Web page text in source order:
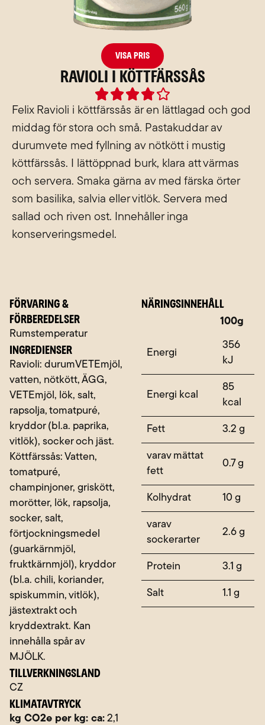
Visa pris
Ravioli i köttfärssås

3.8
out
of
Felix Ravioli i köttfärssås är en lättlagad och god
middag för stora och små. Pastakuddar av
durumvete med fyllning av nötkött i mustig
köttfärssås. I lättöppnad burk, klara att värmas
och servera. Smaka gärna av med färska örter
som basilika, salvia eller vitlök. Servera med
sallad och riven ost. Innehåller inga
konserveringsmedel.
FÖRVARING &
FÖRBEREDELSER
Rumstemperatur
INGREDIENSER
Ravioli: durumVETEmjöl,
vatten, nötkött, ÄGG,
VETEmjöl, lök, salt,
rapsolja, tomatpuré,
kryddor (bl.a. paprika,
vitlök), socker och jäst.
Köttfärssås: Vatten,
tomatpuré,
champinjoner, griskött,
morötter, lök, rapsolja,
socker, salt,
förtjockningsmedel
(guarkärnmjöl,
fruktkärnmjöl), kryddor
(bl.a. chili, koriander,
spiskummin, vitlök),
jästextrakt och
kryddextrakt. Kan
innehålla spår av
MJÖLK.
TILLVERKNINGSLAND
CZ
KLIMATAVTRYCK
kg CO2e per kg: ca: 2,1
NÄRINGSINNEHÅLL
100g
Energi
356
kJ
Energi kcal
85
kcal
Fett 3.2 g
varav mättat
fett
0.7 g
Kolhydrat 10 g
varav
sockerarter
2.6 g
Protein 3.1 g
Salt 1.1 g